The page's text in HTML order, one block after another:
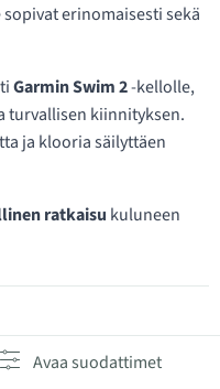
erinomaisesti sekä
Garmin Swim 2-kellolle,
turvallisen kiinnityksen.
ja klooria säilyttäen
ratkaisu kuluneen
Avaa suodattimet